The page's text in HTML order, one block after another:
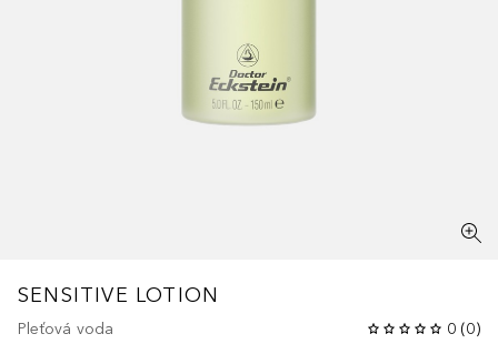
SENSITIVE LOTION
Pleťová voda 0 (0)